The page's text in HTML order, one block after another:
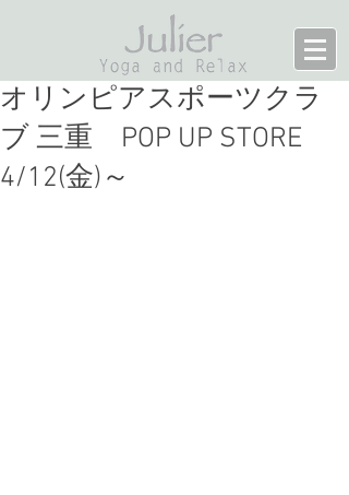
オリンピアスポーツクラ
ブ 三重 POP UP STORE
4/12(金)～